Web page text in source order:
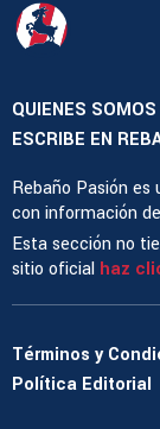
QUIENES SOMOS
ESCRIBE EN
Rebaño Pasión
con información
Esta sección no
sitio oficial haz
Términos y
Política Editorial